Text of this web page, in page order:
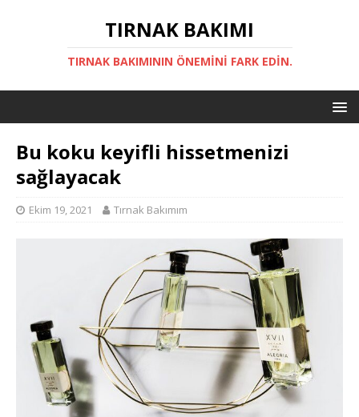
TIRNAK BAKIMI
TIRNAK BAKIMININ ÖNEMINI FARK EDIN.
Bu koku keyifli hissetmenizi
sağlayacak
Ekim 19, 2021 Tırnak Bakımım